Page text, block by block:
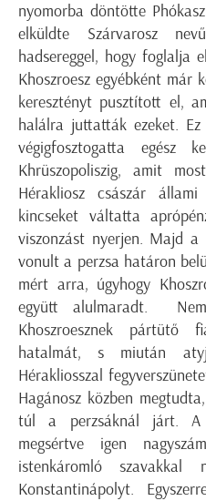
nyomorba döntötte
elküldte Szárvarosz
hadsereggel, hogy foglalja
Khoszroesz egyébként már
keresztényt pusztított el,
halálra juttatták ezeket.
végigfosztogatta egész
Khrüszopoliszig, amit
Hérakliosz császár
kincseket váltatta
viszonzást nyerjen. Majd a
vonult a perzsa határon
mért arra, úgyhogy
együtt alulmaradt.
Khoszroesznek pártütő
hatalmát, s miután
Hérakliosszal
Hagánosz közben
túl a perzsáknál járt. A
megsértve igen
istenkáromló szavakkal
Konstantinápolyt.